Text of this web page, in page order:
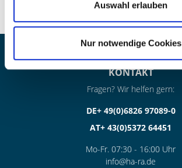
Auswahl erlauben
Nur notwendige Cookies
KONTAKT
Fragen? Wir helfen gern:
DE+ 49(0)6826 97089-0
AT+ 43(0)5372 64451
Mo-Fr. 07:30 - 16:00 Uhr
info@ha-ra.de